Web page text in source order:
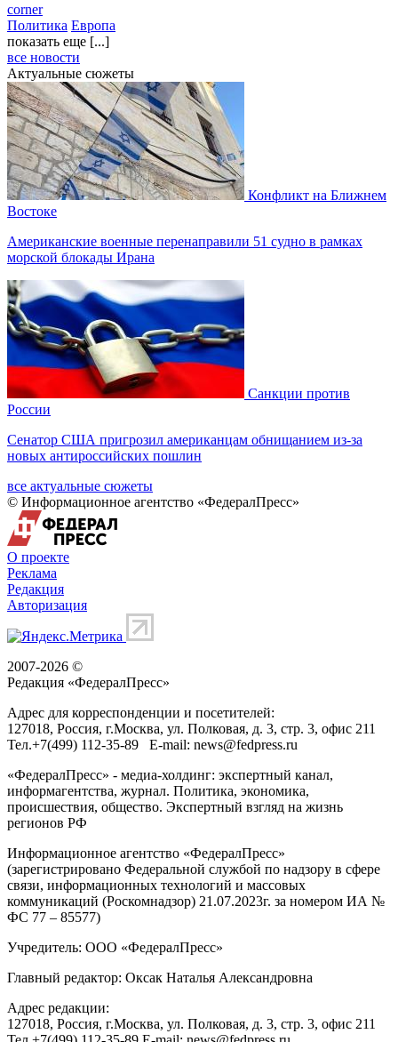
corner
Политика Европа
показать еще [...]
все новости
Актуальные сюжеты
Конфликт на Ближнем
Востоке
Американские военные перенаправили 51 судно в рамках
морской блокады Ирана
Санкции против
России
Сенатор США пригрозил американцам обнищанием из-за
новых антироссийских пошлин
все актуальные сюжеты
© Информационное агентство «ФедералПресс»
О проекте
Реклама
Редакция
Авторизация
2007-2026 ©
Редакция «ФедералПресс»
Адрес для корреспонденции и посетителей:
127018, Россия, г.Москва, ул. Полковая, д. 3, стр. 3, офис 211
Тел.+7(499) 112-35-89 E-mail: news@fedpress.ru
«ФедералПресс» - медиа-холдинг: экспертный канал,
информагентства, журнал. Политика, экономика,
происшествия, общество. Экспертный взгляд на жизнь
регионов РФ
Информационное агентство «ФедералПресс»
(зарегистрировано Федеральной службой по надзору в сфере
связи, информационных технологий и массовых
коммуникаций (Роскомнадзор) 21.07.2023г. за номером ИА №
ФС 77 – 85577)
Учредитель: ООО «ФедералПресс»
Главный редактор: Оксак Наталья Александровна
Адрес редакции:
127018, Россия, г.Москва, ул. Полковая, д. 3, стр. 3, офис 211